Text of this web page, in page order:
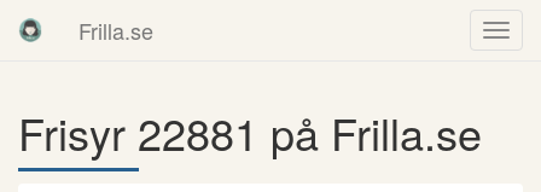
Frilla.se
Frisyr 22881 på Frilla.se